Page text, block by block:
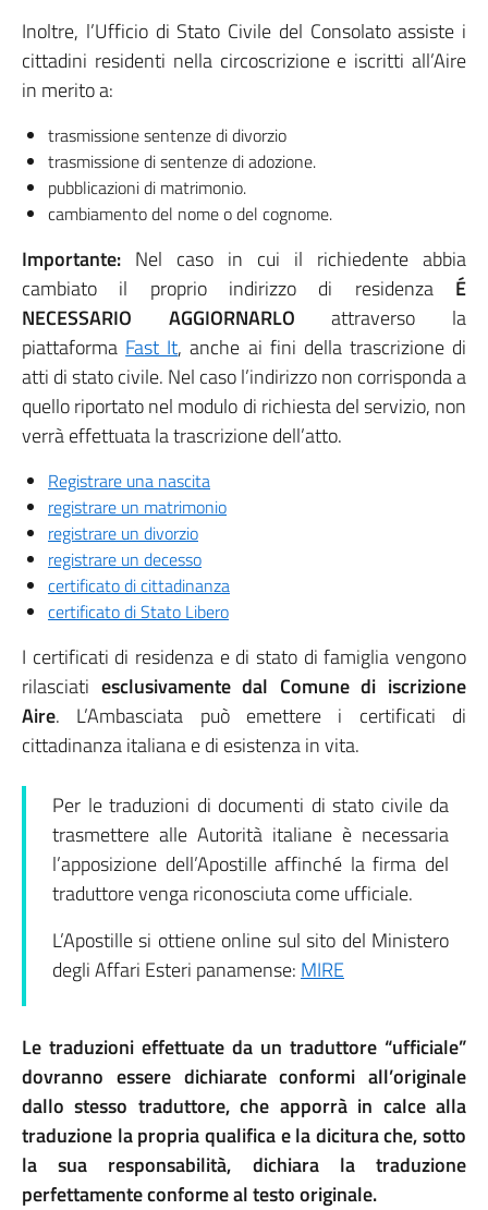
Inoltre, l’Ufficio di Stato Civile del Consolato assiste i
cittadini residenti nella circoscrizione e iscritti all’Aire
in merito a:
trasmissione sentenze di divorzio
trasmissione di sentenze di adozione.
pubblicazioni di matrimonio.
cambiamento del nome o del cognome.
Importante: Nel caso in cui il richiedente abbia
cambiato il proprio indirizzo di residenza É
NECESSARIO AGGIORNARLO attraverso la
piattaforma Fast It, anche ai fini della trascrizione di
atti di stato civile. Nel caso l’indirizzo non corrisponda a
quello riportato nel modulo di richiesta del servizio, non
verrà effettuata la trascrizione dell’atto.
Registrare una nascita
registrare un matrimonio
registrare un divorzio
registrare un decesso
certificato di cittadinanza
certificato di Stato Libero
I certificati di residenza e di stato di famiglia vengono
rilasciati esclusivamente dal Comune di iscrizione
Aire. L’Ambasciata può emettere i certificati di
cittadinanza italiana e di esistenza in vita.
Per le traduzioni di documenti di stato civile da
trasmettere alle Autorità italiane è necessaria
l’apposizione dell’Apostille affinché la firma del
traduttore venga riconosciuta come ufficiale.
L’Apostille si ottiene online sul sito del Ministero
degli Affari Esteri panamense: MIRE
Le traduzioni effettuate da un traduttore “ufficiale”
dovranno essere dichiarate conformi all’originale
dallo stesso traduttore, che apporrà in calce alla
traduzione la propria qualifica e la dicitura che, sotto
la sua responsabilità, dichiara la traduzione
perfettamente conforme al testo originale.